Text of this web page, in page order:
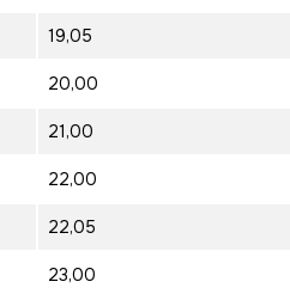
19,05
20,00
21,00
22,00
22,05
23,00